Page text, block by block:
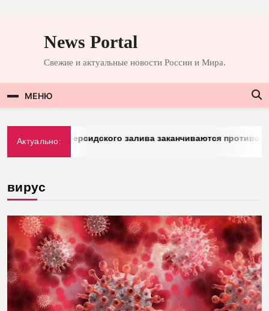
содержимомуNews Portal
Свежие и актуальные новости России и Мира.
МЕНЮ
Актуально:
у стран Персидского залива заканчиваются
вирус